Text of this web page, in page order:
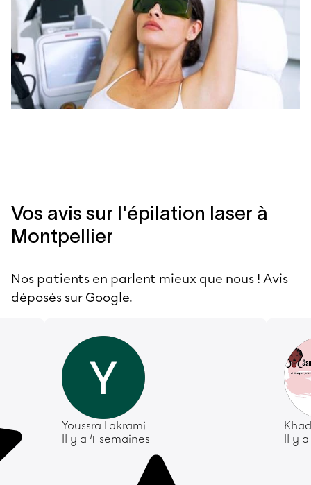
Vos avis sur l'épilation laser à
Montpellier
Nos patients en parlent mieux que nous ! Avis
déposés sur Google.
Youssra Lakrami
Il y a 4 semaines
Il y